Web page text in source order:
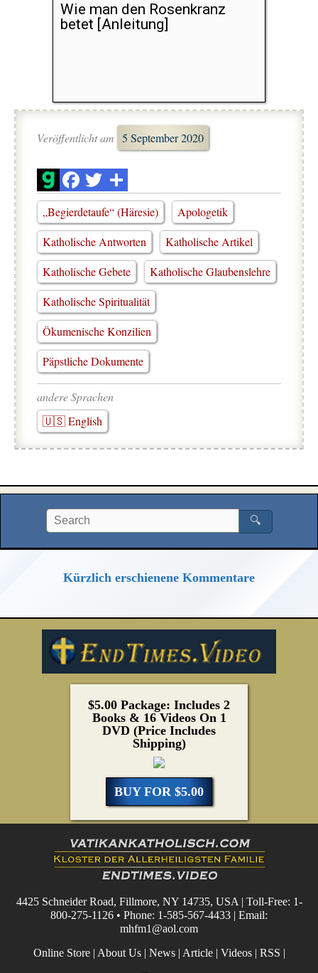
Wie man den Rosenkranz
betet [Anleitung]
Veröffentlicht am 5 September 2020
„Begierdetaufe“ (Häresie)
Apologetik
Katholische Antworten
Katholische Artikel
Katholische Gebete
Katholische Glaubenslehre
Katholische Spiritualität
Ökumenische Konzilien
Päpstliche Dokumente
andere Sprachen
🇺🇸 English
🔍
Kürzlich erschienene Kommentare
$5.00 Package: Includes 2
Books & 16 Videos On 1
DVD (Price Includes
Shipping)
BUY FOR $5.00
4425 Schneider Road, Fillmore, NY 14735, USA | Toll-Free: 1-
800-275-1126 • Phone: 1-585-567-4433 | Email:
mhfm1@aol.com
Online Store| About Us| News| Article| Videos| RSS |